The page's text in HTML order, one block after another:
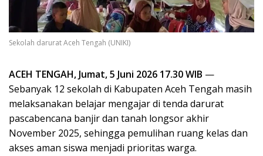
Sekolah darurat Aceh Tengah (UNIKI)
ACEH TENGAH, Jumat, 5 Juni 2026 17.30 WIB —
Sebanyak 12 sekolah di Kabupaten Aceh Tengah masih
melaksanakan belajar mengajar di tenda darurat
pascabencana banjir dan tanah longsor akhir
November 2025, sehingga pemulihan ruang kelas dan
akses aman siswa menjadi prioritas warga.